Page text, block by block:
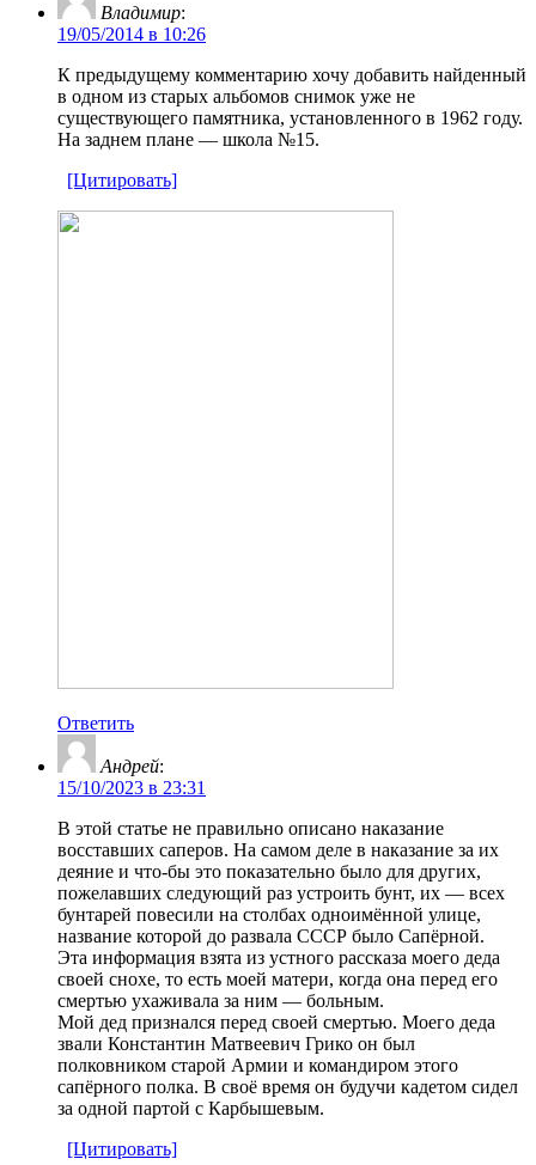
Владимир:
19/05/2014 в 10:26
К предыдущему комментарию хочу добавить найденный
в одном из старых альбомов снимок уже не
существующего памятника, установленного в 1962 году.
На заднем плане — школа №15.
[Цитировать]
Ответить
Андрей:
15/10/2023 в 23:31
В этой статье не правильно описано наказание
восставших саперов. На самом деле в наказание за их
деяние и что-бы это показательно было для других,
пожелавших следующий раз устроить бунт, их — всех
бунтарей повесили на столбах одноимённой улице,
название которой до развала СССР было Сапёрной.
Эта информация взята из устного рассказа моего деда
своей снохе, то есть моей матери, когда она перед его
смертью ухаживала за ним — больным.
Мой дед признался перед своей смертью. Моего деда
звали Константин Матвеевич Грико он был
полковником старой Армии и командиром этого
сапёрного полка. В своё время он будучи кадетом сидел
за одной партой с Карбышевым.
[Цитировать]